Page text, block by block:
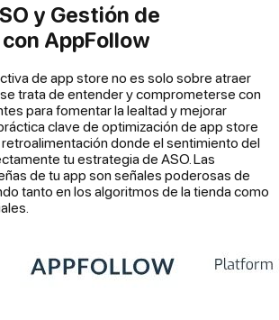
y Gestión de
AppFollow
de app store no es solo sobre atraer
trata de entender y comprometerse con
para fomentar la lealtad y mejorar
clave de optimización de app store
donde el sentimiento del
tu estrategia de ASO. Las
de tu app son señales poderosas de
tanto en los algoritmos de la tienda como